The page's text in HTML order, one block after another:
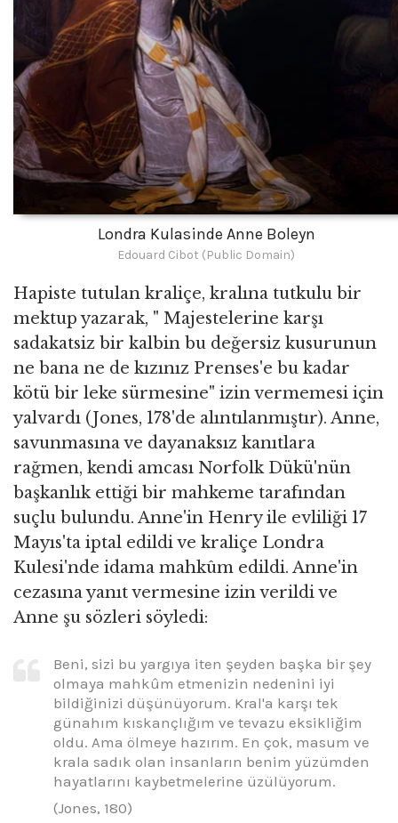
Londra Kulasinde Anne Boleyn
Edouard Cibot (Public Domain)
Hapiste tutulan kraliçe, kralına tutkulu bir
mektup yazarak, " Majestelerine karşı
sadakatsiz bir kalbin bu değersiz kusurunun
ne bana ne de kızınız Prenses'e bu kadar
kötü bir leke sürmesine" izin vermemesi için
yalvardı (Jones, 178'de alıntılanmıştır). Anne,
savunmasına ve dayanaksız kanıtlara
rağmen, kendi amcası Norfolk Dükü'nün
başkanlık ettiği bir mahkeme tarafından
suçlu bulundu. Anne'in Henry ile evliliği 17
Mayıs'ta iptal edildi ve kraliçe Londra
Kulesi'nde idama mahkûm edildi. Anne'in
cezasına yanıt vermesine izin verildi ve
Anne şu sözleri söyledi:
Beni, sizi bu yargıya iten şeyden başka bir şey
olmaya mahkûm etmenizin nedenini iyi
bildiğinizi düşünüyorum. Kral'a karşı tek
günahım kıskançlığım ve tevazu eksikliğim
oldu. Ama ölmeye hazırım. En çok, masum ve
krala sadık olan insanların benim yüzümden
hayatlarını kaybetmelerine üzülüyorum.
(Jones, 180)